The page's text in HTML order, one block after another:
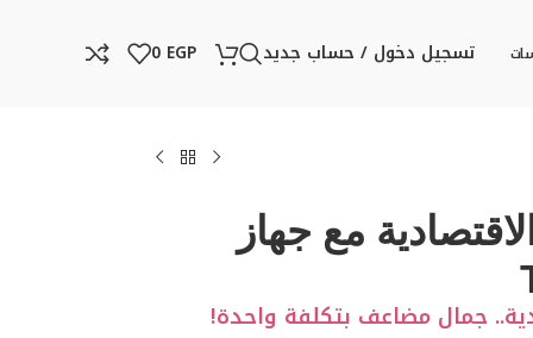
تسجيل دخول / حساب جديد 0 EGP
مع جهاز
جمال مضاعف بتكلفة واحدة!